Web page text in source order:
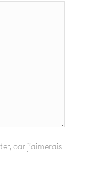
car j'aimerais